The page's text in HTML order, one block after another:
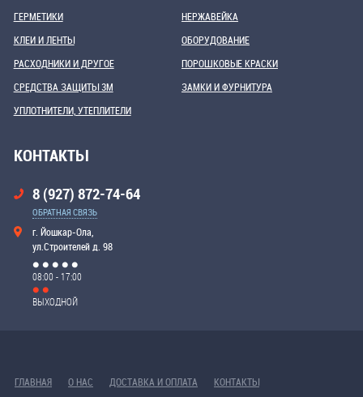
ГЕРМЕТИКИ
КЛЕИ И ЛЕНТЫ
НЕРЖАВЕЙКА
ОБОРУДОВАНИЕ
РАСХОДНИКИ И ДРУГОЕ
СРЕДСТВА ЗАЩИТЫ 3М
УПЛОТНИТЕЛИ, УТЕПЛИТЕЛИ
ПОРОШКОВЫЕ КРАСКИ
ЗАМКИ И ФУРНИТУРА
КОНТАКТЫ
8 (927) 872-74-64
ОБРАТНАЯ СВЯЗЬ
г. Йошкар-Ола,
ул.Строителей д. 98
08:00 - 17:00
ВЫХОДНОЙ
ГЛАВНАЯ О НАС ДОСТАВКА И ОПЛАТА
КОНТАКТЫ